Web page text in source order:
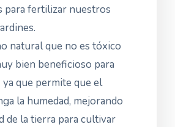
para fertilizar nuestros
natural que no es tóxico
bien beneficioso para
ya que permite que el
la humedad, mejorando
de la tierra para cultivar